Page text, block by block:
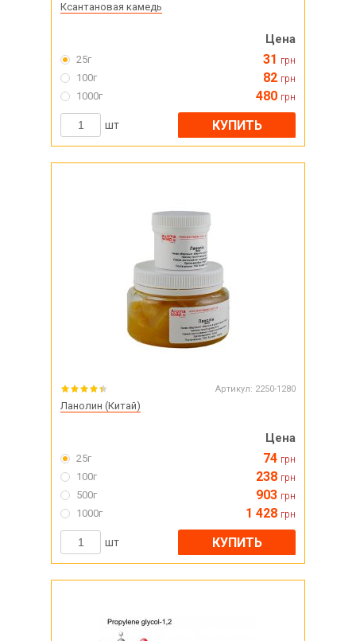
Ксантановая камедь
Цена
25г 31 грн
100г 82 грн
1000г 480 грн
шт КУПИТЬ
Артикул: 2250-1280
Ланолин (Китай)
Цена
25г 74 грн
100г 238 грн
500г 903 грн
1000г 1 428 грн
шт КУПИТЬ